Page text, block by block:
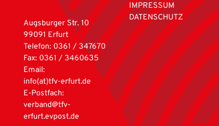
Augsburger Str. 10
99091 Erfurt
Telefon: 0361 / 347670
Fax: 0361 / 3460635
Email:
info(at)tfv-erfurt.de
E-Postfach:
verband@tfv-
erfurt.evpost.de
IMPRESSUM
DATENSCHUTZ